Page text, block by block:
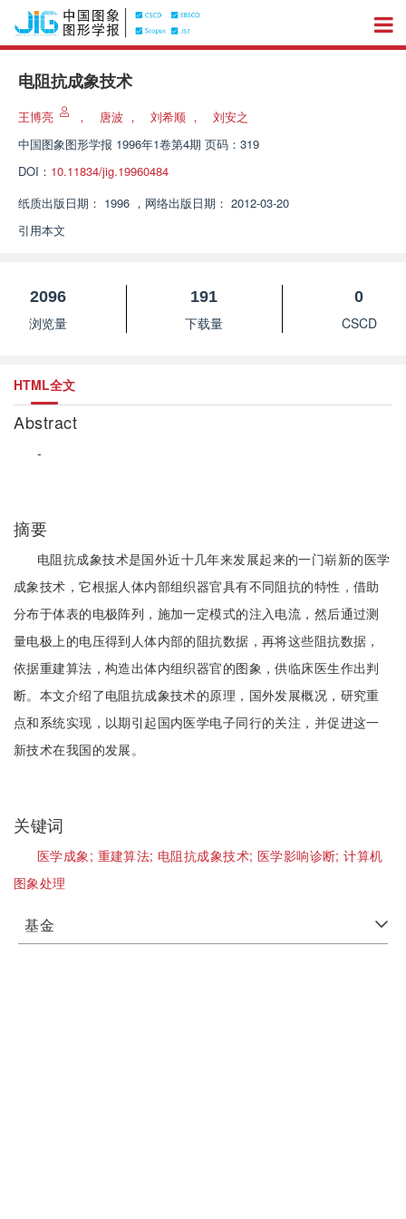
电阻抗成象技术
王博亮 ， 唐波 ， 刘希顺 ，
刘安之
中国图象图形学报 1996年1卷第4期 页码：319
DOI： 10.11834/jig.19960484
纸质出版日期： 1996 ， 网络出版日期： 2012-03-20
引用本文
2096
浏览量
191
下载量
0
CSCD
HTML全文
Abstract
-
摘要
电阻抗成象技术是国外近十几年来发展起来的一门崭新的医学
成象技术，它根据人体内部组织器官具有不同阻抗的特性，借助
分布于体表的电极阵列，施加一定模式的注入电流，然后通过测
量电极上的电压得到人体内部的阻抗数据，再将这些阻抗数据，
依据重建算法，构造出体内组织器官的图象，供临床医生作出判
断。本文介绍了电阻抗成象技术的原理，国外发展概况，研究重
点和系统实现，以期引起国内医学电子同行的关注，并促进这一
新技术在我国的发展。
关键词
医学成象; 重建算法; 电阻抗成象技术; 医学影响诊断;计算机
图象处理
基金